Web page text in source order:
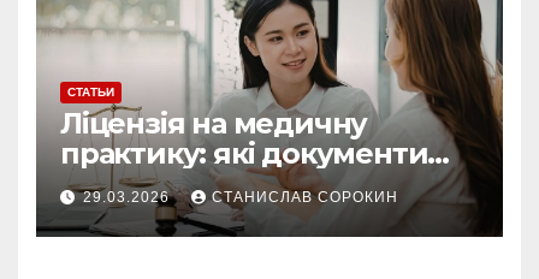
СТАТЬИ
Ліцензія на медичну
практику: які документи
потрібні у 2026 році
29.03.2026 СТАНИСЛАВ СОРОКИН